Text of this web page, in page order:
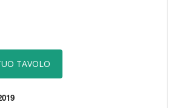
TAVOLO